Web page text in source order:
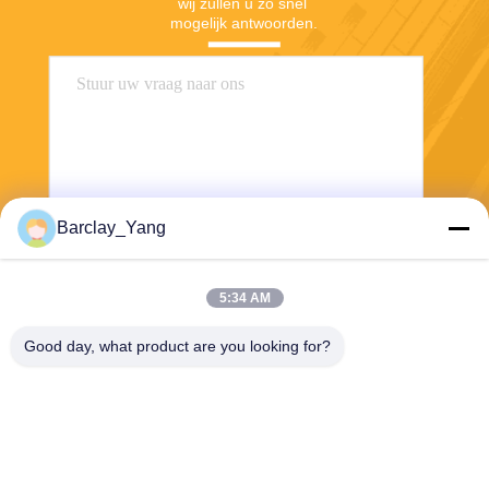
wij zullen u zo snel
mogelijk antwoorden.
Barclay_Yang
5:34 AM
Good day, what product are you looking for?